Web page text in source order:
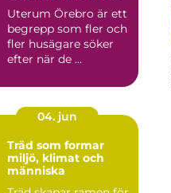
Uterum Örebro är ett
begrepp som fler och
fler husägare söker
efter när de ...
04. jun
Träd som formar
miljö, klimat och
människa